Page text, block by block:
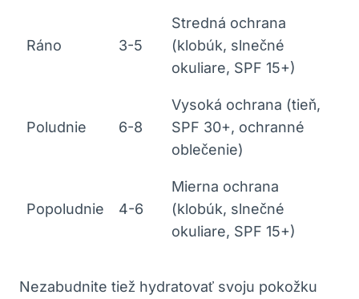
Ráno 3-5
Stredná ochrana
(klobúk, slnečné
okuliare, SPF 15+)
Poludnie 6-8
Vysoká ochrana (tieň,
SPF 30+, ochranné
oblečenie)
Popoludnie 4-6
Mierna ochrana
(klobúk, slnečné
okuliare, SPF 15+)
Nezabudnite tiež hydratovať svoju pokožku